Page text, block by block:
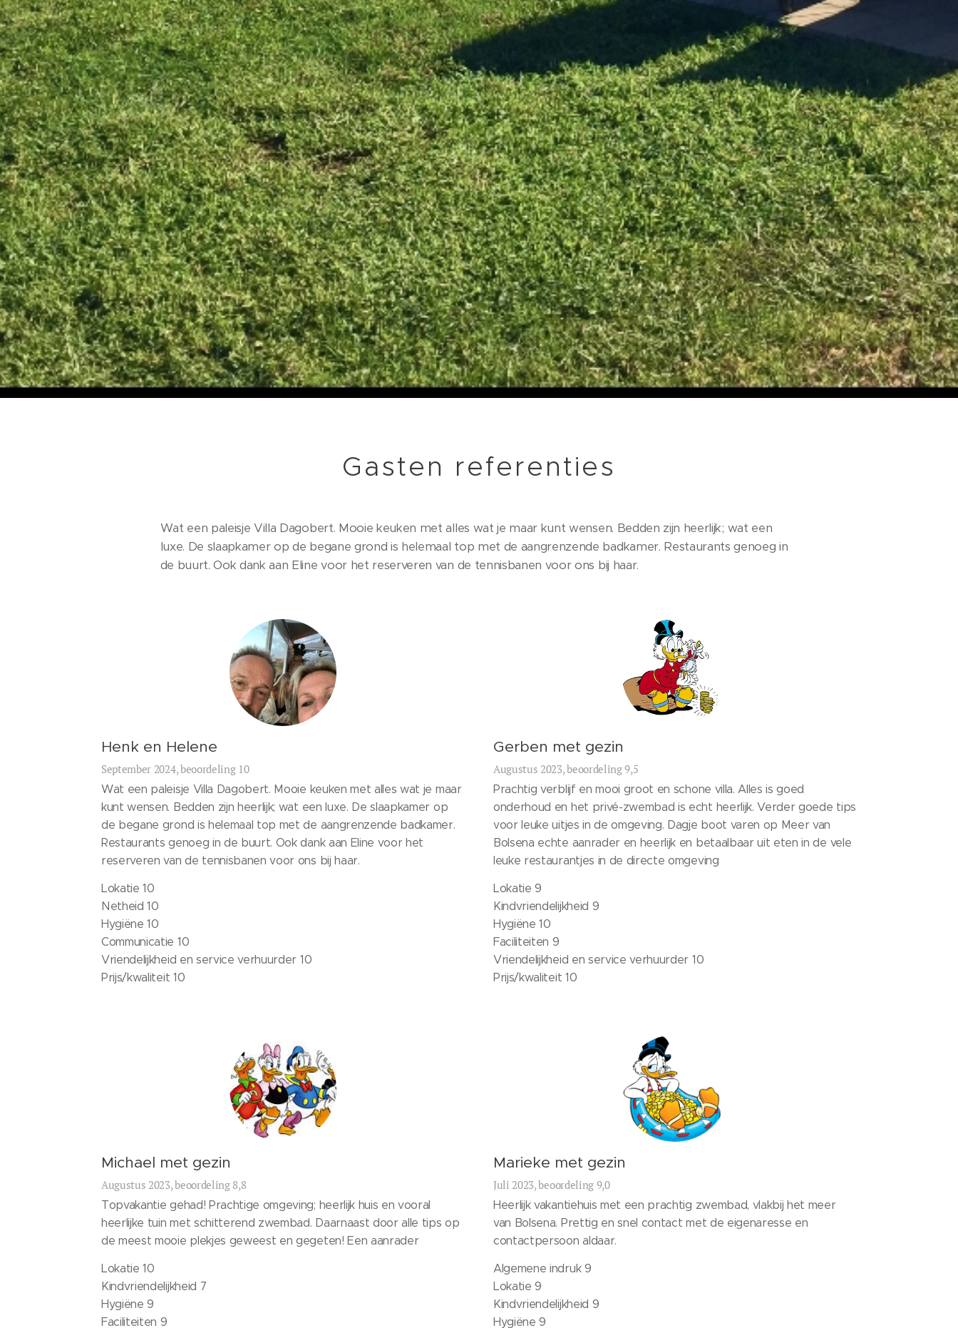
Gasten referenties
Wat een paleisje Villa Dagobert. Mooie keuken met alles wat je maar kunt wensen. Bedden zijn heerlijk; wat een
luxe. De slaapkamer op de begane grond is helemaal top met de aangrenzende badkamer. Restaurants genoeg in
de buurt. Ook dank aan Eline voor het reserveren van de tennisbanen voor ons bij haar.
Henk en Helene
September 2024, beoordeling 10
Wat een paleisje Villa Dagobert. Mooie keuken met alles wat je maar
kunt wensen. Bedden zijn heerlijk; wat een luxe. De slaapkamer op
de begane grond is helemaal top met de aangrenzende badkamer.
Restaurants genoeg in de buurt. Ook dank aan Eline voor het
reserveren van de tennisbanen voor ons bij haar.
Lokatie 10
Netheid 10
Hygiëne 10
Communicatie 10
Vriendelijkheid en service verhuurder 10
Prijs/kwaliteit 10
Gerben met gezin
Augustus 2023, beoordeling 9,5
Prachtig verblijf en mooi groot en schone villa. Alles is goed
onderhoud en het privé-zwembad is echt heerlijk. Verder goede tips
voor leuke uitjes in de omgeving. Dagje boot varen op Meer van
Bolsena echte aanrader en heerlijk en betaalbaar uit eten in de vele
leuke restaurantjes in de directe omgeving
Lokatie 9
Kindvriendelijkheid 9
Hygiëne 10
Faciliteiten 9
Vriendelijkheid en service verhuurder 10
Prijs/kwaliteit 10
Michael met gezin
Augustus 2023, beoordeling 8,8
Topvakantie gehad! Prachtige omgeving; heerlijk huis en vooral
heerlijke tuin met schitterend zwembad. Daarnaast door alle tips op
de meest mooie plekjes geweest en gegeten! Een aanrader
Lokatie 10
Kindvriendelijkheid 7
Hygiëne 9
Faciliteiten 9
Marieke met gezin
Juli 2023, beoordeling 9,0
Heerlijk vakantiehuis met een prachtig zwembad, vlakbij het meer
van Bolsena. Prettig en snel contact met de eigenaresse en
contactpersoon aldaar.
Algemene indruk 9
Lokatie 9
Kindvriendelijkheid 9
Hygiëne 9